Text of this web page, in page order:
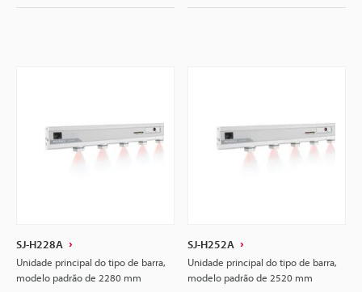
SJ-H228A
Unidade principal do tipo de barra,
modelo padrão de 2280 mm
SJ-H252A
Unidade principal do tipo de barra,
modelo padrão de 2520 mm